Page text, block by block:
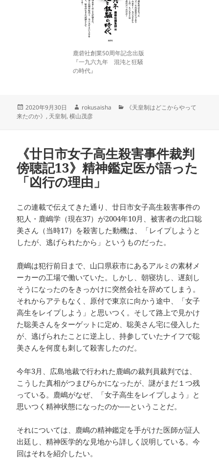
鹿砦社創業50周年記念出版
『一九六九年 混沌と狂騒
の時代』
投
稿
2020年9月30日
作
成
rokusaisha
カ《天皇制はどこからやって
来たのか》, 天皇制,横山茂彦
《廿日市女子高生殺害事件裁判
傍聴記13》精神鑑定医が語った
「凶行の理由」
この連載で伝えてきた通り、廿日市女子高生殺害事件の
犯人・鹿嶋学（現在37）が2004年10月、被害者の北口聡
美さん（当時17）を殺害した動機は、「レイプしようと
したが、逃げられたから」というものだった。
鹿嶋は犯行前日まで、山口県萩市にあるアルミの素材メ
ーカーの工場で働いていた。しかし、朝寝坊し、遅刻し
そうになったのをきっかけに突然会社を辞めてしまう。
それからアテもなく、原付で東京に向かう途中、「女子
高生をレイプしよう」と思いつく。そして路上で見かけ
た聡美さんをターゲットに定め、聡美さん宅に侵入した
が、逃げられたことに逆上し、持参していたナイフで聡
美さんを何度も刺して殺害したのだ。
今年3月、広島地裁で行われた鹿嶋の裁判員裁判では、
こうした真相がつまびらかになったが、謎がまだ１つ残
っている。鹿嶋がなぜ、「女子高生をレイプしよう」と
思いつく精神状態になったのか──ということだ。
それについては、鹿嶋の精神鑑定を手がけた医師が証人
出廷し、精神医学的な見地から詳しく説明している。今
回はそれを紹介したい。